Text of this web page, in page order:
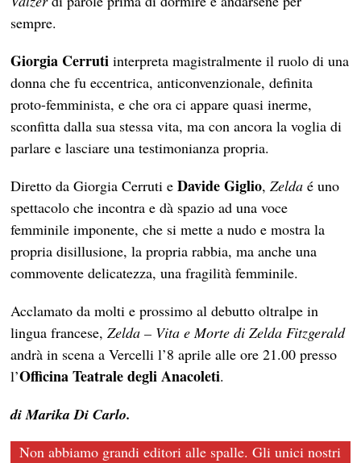
sempre.
Giorgia Cerruti interpreta magistralmente il ruolo di una
donna che fu eccentrica, anticonvenzionale, definita
proto-femminista, e che ora ci appare quasi inerme,
sconfitta dalla sua stessa vita, ma con ancora la voglia di
parlare e lasciare una testimonianza propria.
Diretto da Giorgia Cerruti eDavide Giglio,Zelda é uno
spettacolo che incontra e dà spazio ad una voce
femminile imponente, che si mette a nudo e mostra la
propria disillusione, la propria rabbia, ma anche una
commovente delicatezza, una fragilità femminile.
Acclamato da molti e prossimo al debutto oltralpe in
lingua francese, Zelda – Vita e Morte di Zelda Fitzgerald
andrà in scena a Vercelli l’8 aprile alle ore 21.00 presso
l’Officina Teatrale degli Anacoleti.
di Marika Di Carlo.
Non abbiamo grandi editori alle spalle. Gli unici nostri